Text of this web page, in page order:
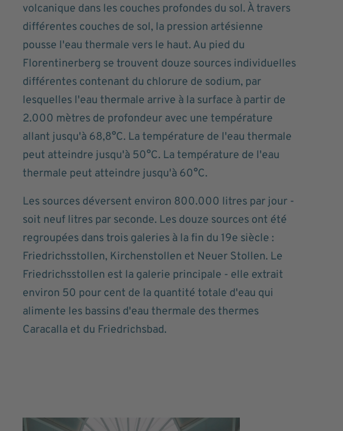
volcanique dans les couches profondes du sol. À travers
différentes couches de sol, la pression artésienne
pousse l'eau thermale vers le haut. Au pied du
Florentinerberg se trouvent douze sources individuelles
différentes contenant du chlorure de sodium, par
lesquelles l'eau thermale arrive à la surface à partir de
2.000 mètres de profondeur avec une température
allant jusqu'à 68,8°C. La température de l'eau thermale
peut atteindre jusqu'à 50°C. La température de l'eau
thermale peut atteindre jusqu'à 60°C.
Les sources déversent environ 800.000 litres par jour -
soit neuf litres par seconde. Les douze sources ont été
regroupées dans trois galeries à la fin du 19e siècle :
Friedrichsstollen, Kirchenstollen et Neuer Stollen. Le
Friedrichsstollen est la galerie principale - elle extrait
environ 50 pour cent de la quantité totale d'eau qui
alimente les bassins d'eau thermale des thermes
Caracalla et du Friedrichsbad.